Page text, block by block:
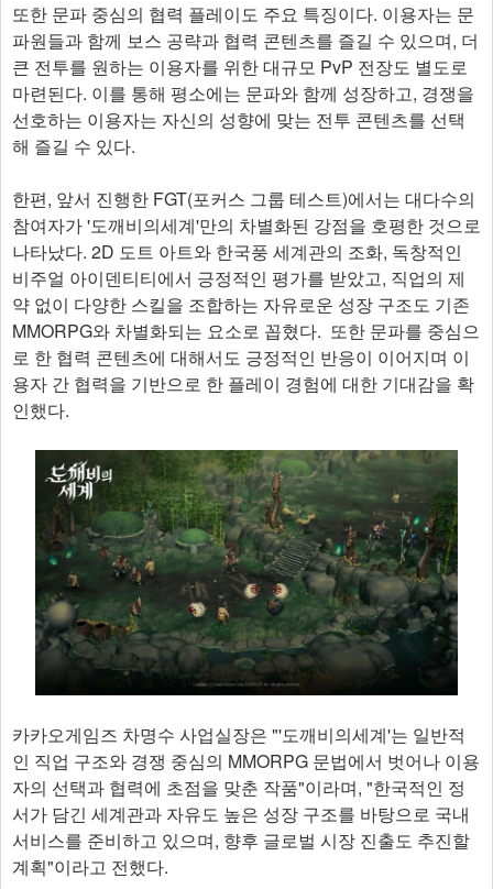
또한 문파 중심의 협력 플레이도 주요 특징이다. 이용자는 문
파원들과 함께 보스 공략과 협력 콘텐츠를 즐길 수 있으며, 더
큰 전투를 원하는 이용자를 위한 대규모 PvP 전장도 별도로
마련된다. 이를 통해 평소에는 문파와 함께 성장하고, 경쟁을
선호하는 이용자는 자신의 성향에 맞는 전투 콘텐츠를 선택
해 즐길 수 있다.
한편, 앞서 진행한 FGT(포커스 그룹 테스트)에서는 대다수의
참여자가 '도깨비의세계'만의 차별화된 강점을 호평한 것으로
나타났다. 2D 도트 아트와 한국풍 세계관의 조화, 독창적인
비주얼 아이덴티티에서 긍정적인 평가를 받았고, 직업의 제
약 없이 다양한 스킬을 조합하는 자유로운 성장 구조도 기존
MMORPG와 차별화되는 요소로 꼽혔다. 또한 문파를 중심으
로 한 협력 콘텐츠에 대해서도 긍정적인 반응이 이어지며 이
용자 간 협력을 기반으로 한 플레이 경험에 대한 기대감을 확
인했다.
카카오게임즈 차명수 사업실장은 "'도깨비의세계'는 일반적
인 직업 구조와 경쟁 중심의 MMORPG 문법에서 벗어나 이용
자의 선택과 협력에 초점을 맞춘 작품"이라며, "한국적인 정
서가 담긴 세계관과 자유도 높은 성장 구조를 바탕으로 국내
서비스를 준비하고 있으며, 향후 글로벌 시장 진출도 추진할
계획"이라고 전했다.